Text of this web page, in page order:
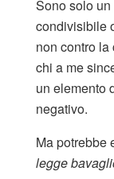
Sono solo
condivisibile
non contro
chi a me
un elemento
negativo.
Ma potrebbe
legge